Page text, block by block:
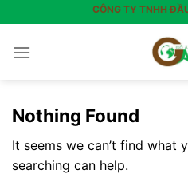
to
content
CÔNG TY TNHH
Nothing Found
It seems we can’t find what
searching can help.